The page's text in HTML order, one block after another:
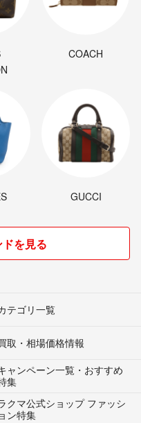
COACH
GUCCI
を見る
テゴリ一覧
取・相場価格情報
ャンペーン一覧・おすすめ
集
クマ公式ショップ ファッシ
ョン特集